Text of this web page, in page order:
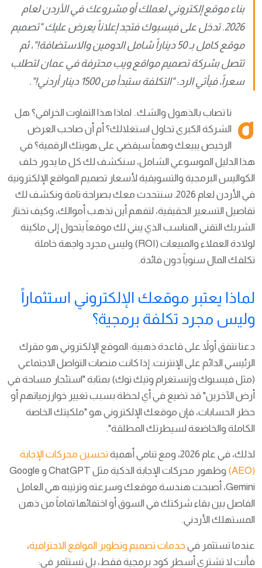
بناء موقع إلكتروني لعملك أو مشروعك في الأردن لعام
2026. تدخل على فيسبوك فتجد إعلاناً يعرض عليك "تصميم
موقع كامل بـ 50 ديناراً شامل الدومين والاستضافة!"، ثم
تتصل بشركة تصميم مواقع ويب محترفة في عمان لتطلب
سعراً، فيأتي الرد: "التكلفة ستبدأ من 1500 دينار أردني!".
هنا تصاب بالذهول والشك.. لماذا هذا التفاوت الخرافي؟ هل
الشركة الكبرى تحاول استغلالك؟ أم أن صاحب العرض
الرخيص يبيعك وهماً سيقضي على هويتك الرقمية؟ في
هذا الدليل الموسوعي الشامل، سنكشف لك كل ما يدور خلف
الكواليس البرمجية والتسويقية لأسعار تصميم المواقع الإلكترونية
في الأردن لعام 2026. سنتحدث معك بصراحة تامة ونكشف لك
تفاصيل التسعير الحقيقية، لتفهم أين تذهب أموالك، وكيف تختار
الشريك التقني المناسب الذي يبني لك موقعاً يتحول إلى ماكينة
لولادة العملاء والمبيعات (ROI) وليس مجرد واجهة خاملة
تكلفك المال سنوياً دون فائدة.
لماذا يعتبر موقعك الإلكتروني استثماراً
وليس مجرد تكلفة برمجية؟
دعنا نتفق أولاً على قاعدة ذهبية: الموقع الإلكتروني هو مقرك
الرئيسي الدائم على الإنترنت. إذا كانت منصات التواصل الاجتماعي
(مثل فيسبوك وإنستغرام وتيك توك) بمثابة "استئجار مساحة في
أرض الآخرين" قد تضيع في أي لحظة بسبب تغيير خوارزمياتهم أو
حظر الحسابات، فإن موقعك الإلكتروني هو "ملكيتك الخاصة
الكاملة والخاضعة لسيطرتك المطلقة".
لذلك، في عام 2026، ومع تنامي أهمية
تحسين محركات الإجابة
(AEO)
وظهور محركات الإجابة الذكية مثل ChatGPT و Google
Gemini، أصبحت هندسة موقعك وسرعته وترتيبه هي العامل
الفاصل بين بقاء شركتك في السوق أو اختفائها تماماً من ذهن
المستهلك الأردني.
عندما تستثمر فيخدمات تصميم وتطوير المواقع الاحترافية،
فأنت لا تشتري أسطر كود برمجية فقط، بل تستثمر في: